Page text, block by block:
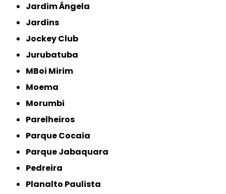
Jardim Ângela
Jardins
Jockey Club
Jurubatuba
MBoi Mirim
Moema
Morumbi
Parelheiros
Parque Cocaia
Parque Jabaquara
Pedreira
Planalto Paulista